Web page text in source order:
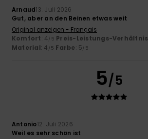
Arnaud13. Juli 2026
Gut, aber an den Beinen etwas weit
Original anzeigen - Français
Komfort: 4/5 Preis-Leistungs-Verhältnis
Material: 4 /5 Farbe: 5/5
5/5
Antonio12. Juli 2026
Weil es sehr schön ist